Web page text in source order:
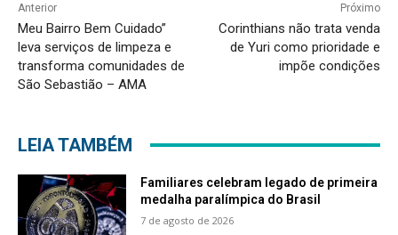
Anterior
Meu Bairro Bem Cuidado”
leva serviços de limpeza e
transforma comunidades de
São Sebastião – AMA
Próximo
Corinthians não trata venda
de Yuri como prioridade e
impõe condições
LEIA TAMBÉM
Familiares celebram legado de primeira
medalha paralímpica do Brasil
7 de agosto de 2026